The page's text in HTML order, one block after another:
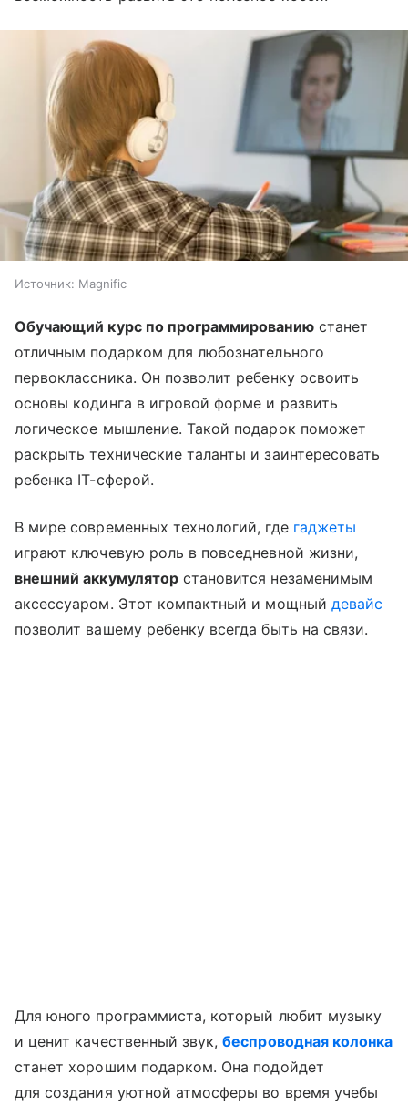
Источник: Magnific
Обучающий курс по программированиюстанет
отличным подарком для любознательного
первоклассника. Он позволит ребенку освоить
основы кодинга в игровой форме и развить
логическое мышление. Такой подарок поможет
раскрыть технические таланты и заинтересовать
ребенка IT-сферой.
В мире современных технологий, где гаджеты
играют ключевую роль в повседневной жизни,
внешний аккумуляторстановится незаменимым
аксессуаром. Этот компактный и мощный девайс
позволит вашему ребенку всегда быть на связи.
Для юного программиста, который любит музыку
и ценит качественный звук,беспроводная колонка
станет хорошим подарком. Она подойдет
для создания уютной атмосферы во время учебы